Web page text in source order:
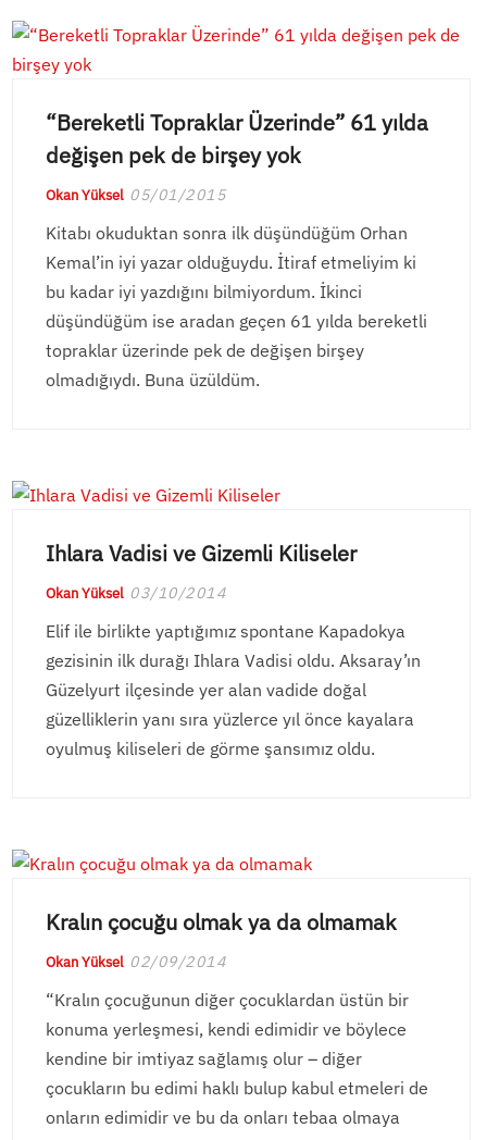
“Bereketli Topraklar Üzerinde” 61 yılda
değişen pek de birşey yok
Okan Yüksel 05/01/2015
Kitabı okuduktan sonra ilk düşündüğüm Orhan
Kemal’in iyi yazar olduğuydu. İtiraf etmeliyim ki
bu kadar iyi yazdığını bilmiyordum. İkinci
düşündüğüm ise aradan geçen 61 yılda bereketli
topraklar üzerinde pek de değişen birşey
olmadığıydı. Buna üzüldüm.
Ihlara Vadisi ve Gizemli Kiliseler
Okan Yüksel 03/10/2014
Elif ile birlikte yaptığımız spontane Kapadokya
gezisinin ilk durağı Ihlara Vadisi oldu. Aksaray’ın
Güzelyurt ilçesinde yer alan vadide doğal
güzelliklerin yanı sıra yüzlerce yıl önce kayalara
oyulmuş kiliseleri de görme şansımız oldu.
Kralın çocuğu olmak ya da olmamak
Okan Yüksel 02/09/2014
“Kralın çocuğunun diğer çocuklardan üstün bir
konuma yerleşmesi, kendi edimidir ve böylece
kendine bir imtiyaz sağlamış olur – diğer
çocukların bu edimi haklı bulup kabul etmeleri de
onların edimidir ve bu da onları tebaa olmaya